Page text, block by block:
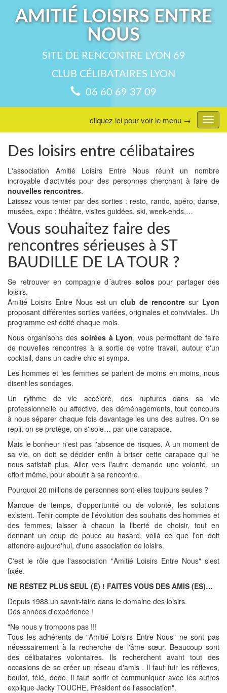
AMITIÉ LOISIRS ENTRE
NOUS
SITE DE RENCONTRE LYON 69
CLUB CÉLIBATAIRES LYON
06 60 69 37 09
menu
cliquez ici pour voir le menu →
Des loisirs entre célibataires
L'association Amitié Loisirs Entre Nous réunit un nombre
incroyable d'activités pour des personnes cherchant à faire de
nouvelles rencontres.
Laissez vous tenter par des sorties : resto, rando, apéro, danse,
musées, expo ; théâtre, visites guidées, ski, week-ends,…
Vous souhaitez faire des
rencontres sérieuses à ST
BAUDILLE DE LA TOUR ?
Se retrouver en compagnie d´autres solospour partager des
loisirs.
Amitié Loisirs Entre Nous est unclub de rencontre sur Lyon
proposant différentes sorties variées, originales et conviviales. Un
programme est édité chaque mois.
Nous organisons des soirées à Lyon, vous permettant de faire
de nouvelles rencontres à la sortie de votre travail, autour d'un
cocktail, dans un cadre chic et sympa.
Les hommes et les femmes se parlent de moins en moins, nous
disent les sondages.
Un rythme de vie accéléré, des ruptures dans sa vie
professionnelle ou affective, des déménagements, tout concours
à nous séparer chaque fois davantage les uns des autres. On se
repli, on se protège, on s'isole… par une carapace.
Mais le bonheur n'est pas l'absence de risques. A un moment de
sa vie, on doit se décider enfin à briser cette carapace qui ne
nous satisfait plus. Aller vers l'autre demande une volonté, un
effort même, pour aboutir à sa rencontre.
Pourquoi 20 millions de personnes sont-elles toujours seules ?
Manque de temps, d'opportunité ou de volonté, les solutions
existent. Tenir compte de l'évolution des souhaits des hommes et
des femmes, laisser à chacun la liberté de choisir, tout en
donnant un coup de pouce au hasard, voilà ce que l'on doit
attendre aujourd'hui, d'une association de loisirs.
C'est le rôle que l'association "Amitié Loisirs Entre Nous" s'est
fixée.
NE RESTEZ PLUS SEUL (E) ! FAITES VOUS DES AMIS (ES)…
Depuis 1988 un savoir-faire dans le domaine des loisirs.
Des années d'expérience !
"Ne nous y trompons pas !!!
Tous les adhérents de "Amitié Loisirs Entre Nous" ne sont pas
nécessairement à la recherche de l'âme sœur. Beaucoup sont
des célibataires volontaires. Ils recherchent avant tout des
occasions de se créer un réseau d'amis . Il faut fuir les réflexes,
boulot, télé, dodo, il faut sortir et communiquer avec les autres
explique Jacky TOUCHE, Président de l'association".